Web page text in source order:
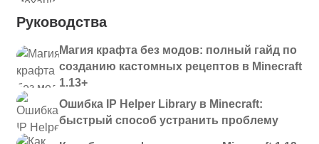
Руководства
Магия крафта без модов: полный гайд по
созданию кастомных рецептов в Minecraft
1.13+
Ошибка IP Helper Library в Minecraft:
быстрый способ устранить проблему